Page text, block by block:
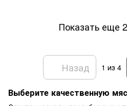
Показать еще
Назад 1 из 4
Выберите качественную